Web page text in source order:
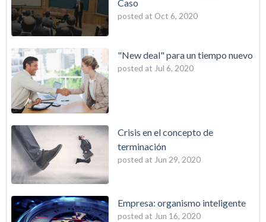
Caso
posted at Oct 6, 2020
"New deal" para un tiempo nuevo
posted at Jul 6, 2020
Crisis en el concepto de
terminación
posted at Jun 29, 2020
Empresa: organismo inteligente
posted at Jun 16, 2020